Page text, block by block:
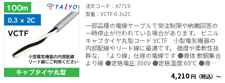
3.5mm²、5.5mm²：TC5.5-21-ST-C（ニチフ製）
2.0mm²：TC2-20（ニチフ製）※2.0mm²はNAS
注文コード
A7719
型番
VCTF-0.3x2C
一部品種の電線ケーブルで受注制限や納期回答の
一時停止が行われている場合があります。 ビニル
キャブタイヤ丸型コード VCTF 小型電気機器の
内部配線やリード線に最適です。 強度や柔軟性抜
群な、「より線」仕様の電線です ●導体:軟銅集合
より線 ●定格電圧:300V ●定格温度:60℃ ●導体
4,210 円（税込）～